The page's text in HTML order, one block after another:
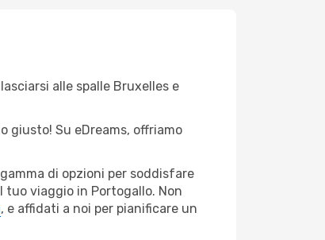
alle spalle Bruxelles e
giusto! Su eDreams, offriamo
di opzioni per soddisfare
viaggio in Portogallo. Non
, e affidati a noi per pianificare un